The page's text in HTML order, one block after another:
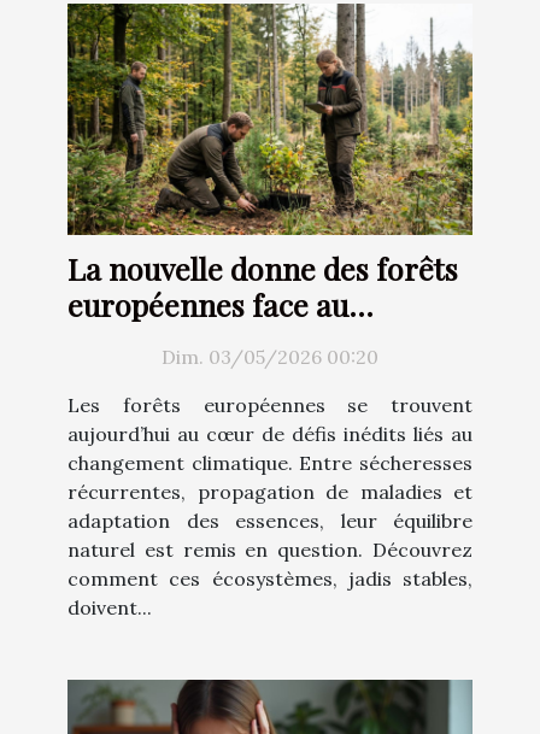
La nouvelle donne des forêts
européennes face au
changement climatique
Dim. 03/05/2026 00:20
Les forêts européennes se trouvent
aujourd’hui au cœur de défis inédits liés au
changement climatique. Entre sécheresses
récurrentes, propagation de maladies et
adaptation des essences, leur équilibre
naturel est remis en question. Découvrez
comment ces écosystèmes, jadis stables,
doivent...